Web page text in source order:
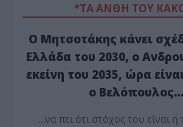
*ΤΑ ΆΝΘΗ ΤΟΥ
Ο Μητσοτάκης κάνει
Ελλάδα του 2030, ο
εκείνη του 2035, ώρα
ο Βελόπουλος…
…να πει ότι στόχος του είναι η